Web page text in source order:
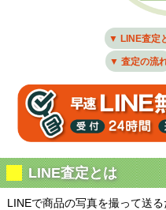
▼ LINE査定
▼ 査定の流
LINE査定とは
LINEで商品の写真を撮って送